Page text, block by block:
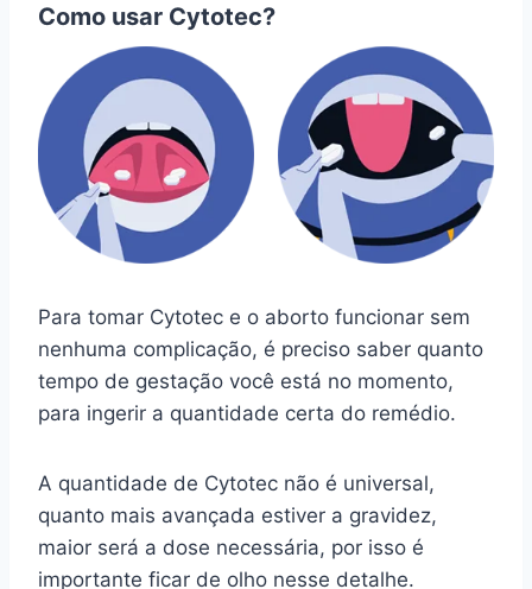
Como usar Cytotec?
Para tomar Cytotec e o aborto funcionar sem
nenhuma complicação, é preciso saber quanto
tempo de gestação você está no momento,
para ingerir a quantidade certa do remédio.
A quantidade de Cytotec não é universal,
quanto mais avançada estiver a gravidez,
maior será a dose necessária, por isso é
importante ficar de olho nesse detalhe.